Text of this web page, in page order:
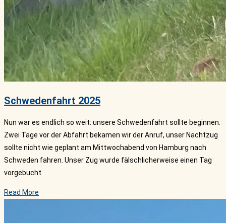
Schwedenfahrt 2025
Nun war es endlich so weit: unsere Schwedenfahrt sollte beginnen.
Zwei Tage vor der Abfahrt bekamen wir der Anruf, unser Nachtzug
sollte nicht wie geplant am Mittwochabend von Hamburg nach
Schweden fahren. Unser Zug wurde fälschlicherweise einen Tag
vorgebucht.
Read More